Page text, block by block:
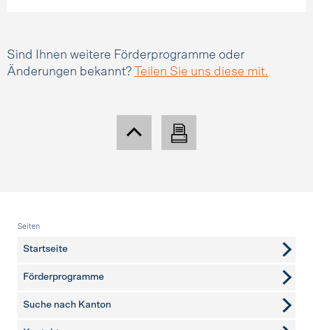
Sind Ihnen weitere Förderprogramme oder
Änderungen bekannt?
Teilen Sie uns diese mit.
Fusszeile
Seiten
Startseite
Förderprogramme
Suche nach Kanton